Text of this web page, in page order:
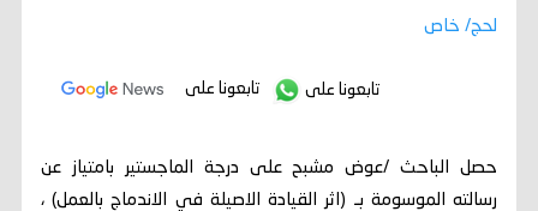
لحج/ خاص
تابعونا على تابعونا على
حصل الباحث /عوض مشبح على درجة الماجستير بامتياز عن
رسالته الموسومة بـ (اثر القيادة الاصيلة في الاندماج بالعمل) ،